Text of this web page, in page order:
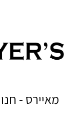
מאיירס -